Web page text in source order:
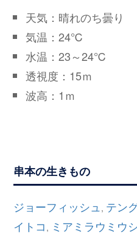
天気：晴れのち曇り
気温：24℃
水温：23～24℃
透視度：15ｍ
波高：1ｍ
串本の生きもの
ジョーフィッシュ , テン
イトコ , ミアミラウミウ